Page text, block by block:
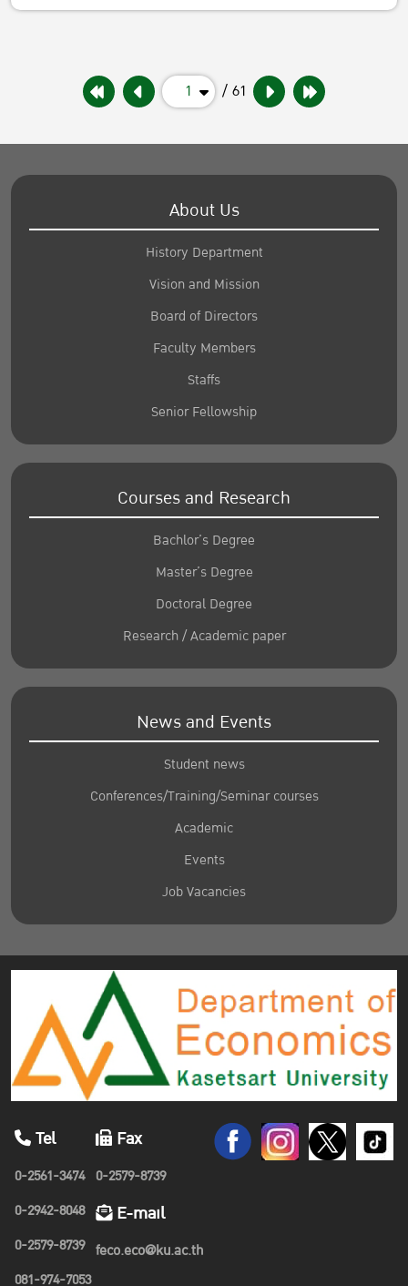
1 / 61
About Us
History Department
Vision and Mission
Board of Directors
Faculty Members
Staffs
Senior Fellowship
Courses and Research
Bachlor’s Degree
Master’s Degree
Doctoral Degree
Research / Academic paper
News and Events
Student news
Conferences/Training/Seminar courses
Academic
Events
Job Vacancies
Tel
0-2561-3474
0-2942-8048
0-2579-8739
081-974-7053
Fax
0-2579-8739
E-mail
feco.eco@ku.ac.th